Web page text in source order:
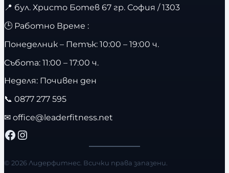
📍 бул. Христо Ботев 67 гр. София / 1303
🕒 Работно Време :
Понеделник – Петък: 10:00 – 19:00 ч.
Събота: 11:00 – 17:00 ч.
Неделя: Почивен ден
📞 0877 277 595
✉ office@leaderfitness.net
Facebook Instagram
© 2026 Лидерфитнес. Всички права запазени.